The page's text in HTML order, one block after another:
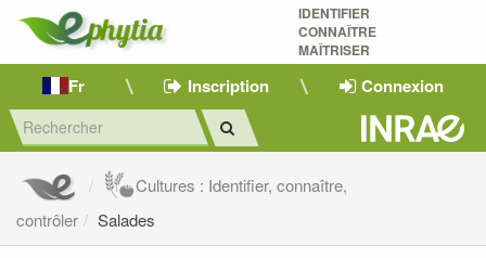
IDENTIFIER
CONNAÎTRE
MAÎTRISER
Fr Inscription Connexion
Cultures : Identifier, connaître,
contrôler
Salades